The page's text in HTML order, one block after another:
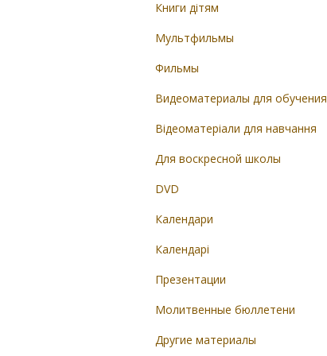
Книги дітям
Мультфильмы
Фильмы
Видеоматериалы для обучения
Відеоматеріали для навчання
Для воскресной школы
DVD
Календари
Календарі
Презентации
Молитвенные бюллетени
Другие материалы